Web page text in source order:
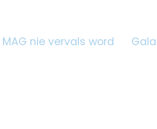
nie vervals word